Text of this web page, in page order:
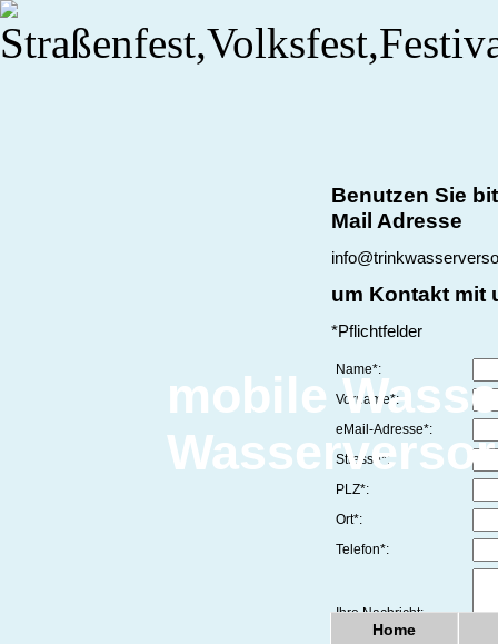
Home
mobile
Benutzen Sie
Mail Adresse
um Kontakt mit
*Pflichtfelder
Name*:
Vorname*:
eMail-Adresse*:
Strasse*:
PLZ*:
Ort*:
Telefon*:
Ihre Nachricht: